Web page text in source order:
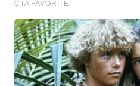
WN
SUKABUMI
WN
PURWAKARTA